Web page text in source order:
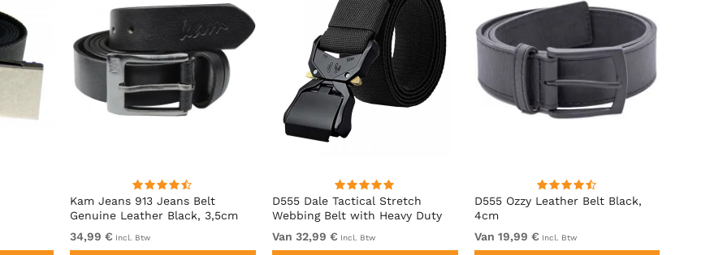
Kam Jeans 913 Jeans Belt
Genuine Leather Black, 3,5cm
34,99 € Incl. Btw
D555 Dale Tactical Stretch
Webbing Belt with Heavy Duty
Quick Release Buckle Black
Van 32,99 € Incl. Btw
D555 Ozzy Leather Belt Black,
4cm
Van 19,99 € Incl. Btw